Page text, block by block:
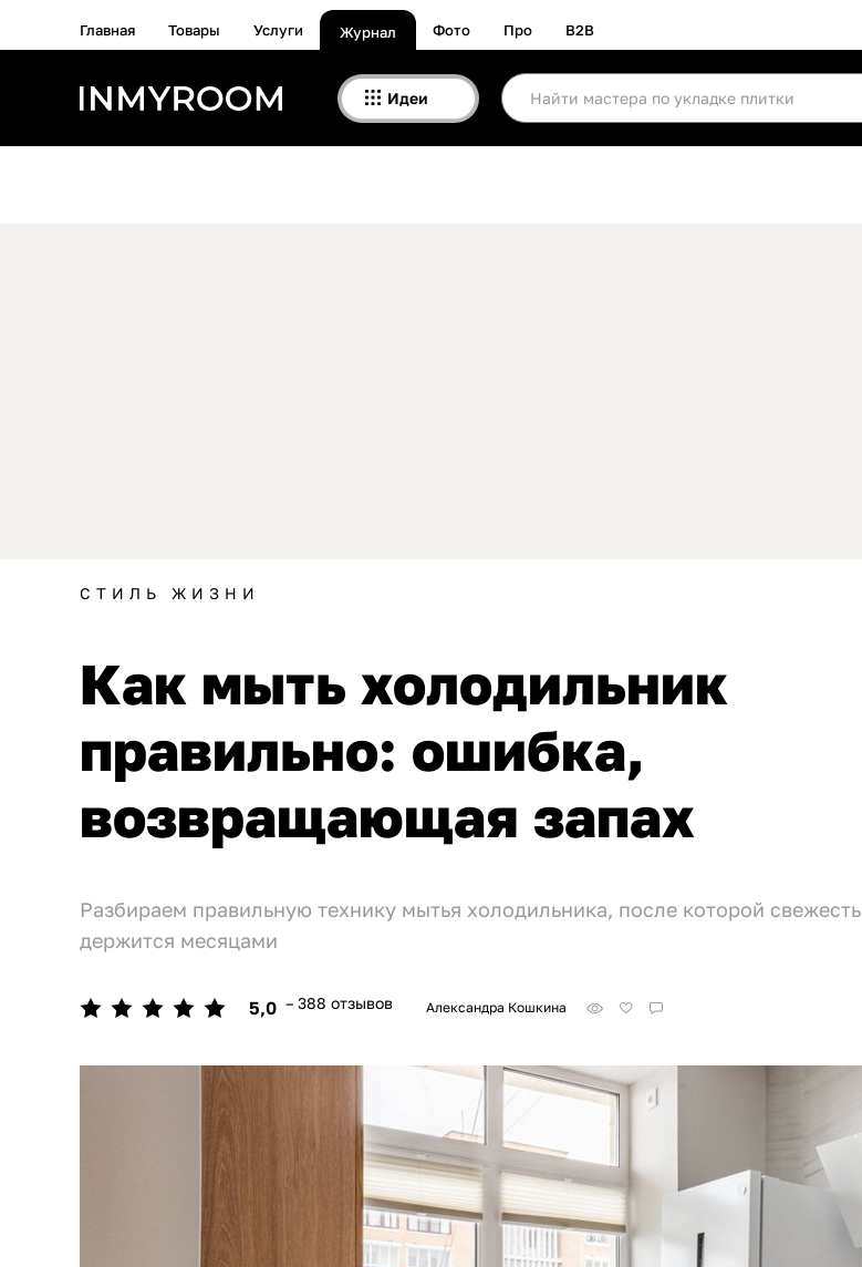
Главная Товары Услуги Журнал Фото Про B2B
Идеи
СТИЛЬ ЖИЗНИ
Как мыть холодильник
правильно: ошибка,
возвращающая запах
Разбираем правильную технику мытья холодильника, после которой свежесть
держится месяцами
5,0 – 388 отзывов Александра Кошкина